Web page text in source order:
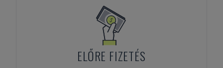
ELŐRE FIZETÉS